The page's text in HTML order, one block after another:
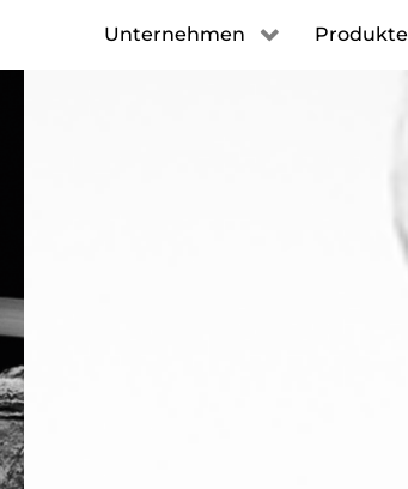
Unternehmen Produkte